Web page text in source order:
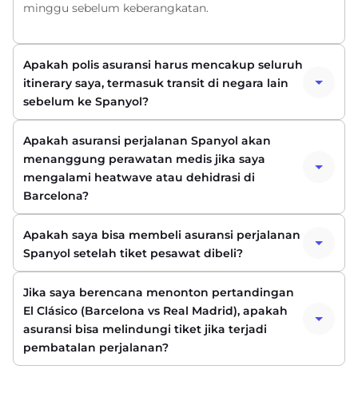
minggu sebelum keberangkatan.
Apakah polis asuransi harus mencakup seluruh
itinerary saya, termasuk transit di negara lain
sebelum ke Spanyol?
Apakah asuransi perjalanan Spanyol akan
menanggung perawatan medis jika saya
mengalami heatwave atau dehidrasi di
Barcelona?
Apakah saya bisa membeli asuransi perjalanan
Spanyol setelah tiket pesawat dibeli?
Jika saya berencana menonton pertandingan
El Clásico (Barcelona vs Real Madrid), apakah
asuransi bisa melindungi tiket jika terjadi
pembatalan perjalanan?